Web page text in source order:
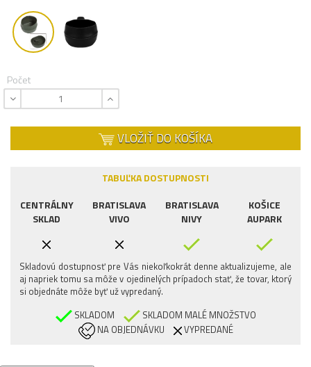
Počet
VLOŽIŤ DO KOŠÍKA
TABUĽKA DOSTUPNOSTI
CENTRÁLNY
SKLAD
BRATISLAVA
VIVO
BRATISLAVA
NIVY
KOŠICE
AUPARK
Skladovú dostupnosť pre Vás niekoľkokrát denne aktualizujeme, ale
aj napriek tomu sa môže v ojedinelých prípadoch stať, že tovar, ktorý
si objednáte môže byť už vypredaný.
SKLADOM
SKLADOM MALÉ MNOŽSTVO
NA OBJEDNÁVKU
VYPREDANÉ